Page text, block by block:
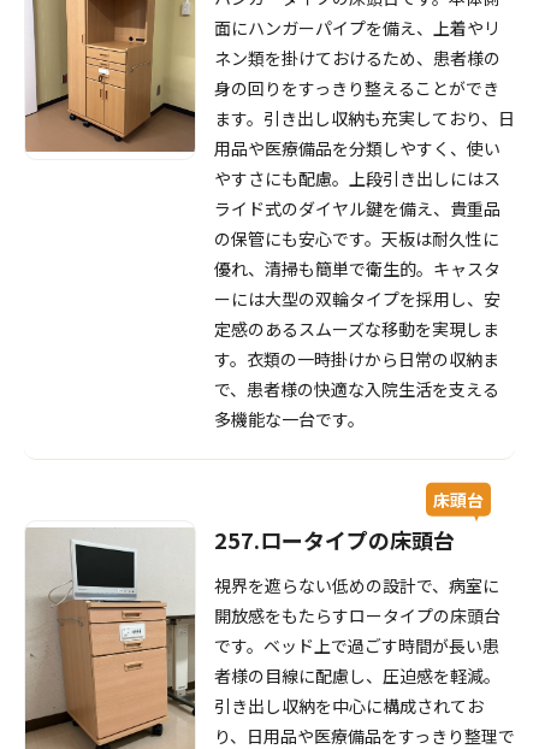
面にハンガーパイプを備え、上着やリ
ネン類を掛けておけるため、患者様の
身の回りをすっきり整えることができ
ます。引き出し収納も充実しており、日
用品や医療備品を分類しやすく、使い
やすさにも配慮。上段引き出しにはス
ライド式のダイヤル鍵を備え、貴重品
の保管にも安心です。天板は耐久性に
優れ、清掃も簡単で衛生的。キャスタ
ーには大型の双輪タイプを採用し、安
定感のあるスムーズな移動を実現しま
す。衣類の一時掛けから日常の収納ま
で、患者様の快適な入院生活を支える
多機能な一台です。
床頭台
257.ロータイプの床頭台
視界を遮らない低めの設計で、病室に
開放感をもたらすロータイプの床頭台
です。ベッド上で過ごす時間が長い患
者様の目線に配慮し、圧迫感を軽減。
引き出し収納を中心に構成されてお
り、日用品や医療備品をすっきり整理で